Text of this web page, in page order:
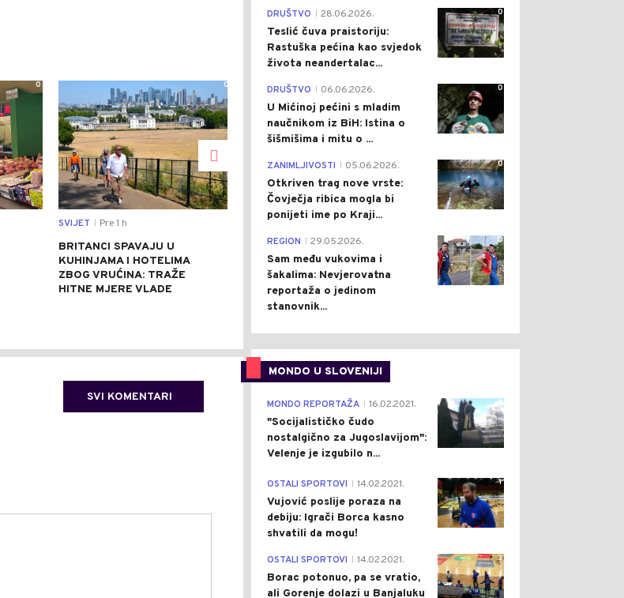
0 0
SVIJET Pre 1 h
BRITANCI SPAVAJU U
KUHINJAMA I HOTELIMA
ZBOG VRUĆINA: TRAŽE
HITNE MJERE VLADE
REGION Pre 1 h
PREOKRET U ISTRAZI
UBISTVA RUSKINJE:
TURČIN TVRDI DA JE U
ZLOČINU UČESTVOVALO
VIŠE OSOBA
DANAS DO 41 STEPEN,
PONEGDJE MOGUĆA
SLABA KIŠA
SVI KOMENTARI
0
DRUŠTVO 28.06.2026.
Teslić čuva praistoriju:
Rastuška pećina kao svjedok
života neandertalac...
0
DRUŠTVO 06.06.2026.
U Mićinoj pećini s mladim
naučnikom iz BiH: Istina o
šišmišima i mitu o ...
0
ZANIMLJIVOSTI 05.06.2026.
Otkriven trag nove vrste:
Čovječja ribica mogla bi
ponijeti ime po Kraji...
0
REGION 29.05.2026.
Sam među vukovima i
šakalima: Nevjerovatna
reportaža o jedinom
stanovnik...
MONDO U SLOVENIJI
4
MONDO REPORTAŽA 16.02.2021.
"Socijalističko čudo
nostalgično za Jugoslavijom":
Velenje je izgubilo n...
1
OSTALI SPORTOVI 14.02.2021.
Vujović poslije poraza na
debiju: Igrači Borca kasno
shvatili da mogu!
3
OSTALI SPORTOVI 14.02.2021.
Borac potonuo, pa se vratio,
ali Gorenje dolazi u Banjaluku